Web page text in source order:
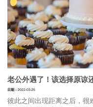
老公外遇了！该选择原谅
日期： 2022-03-25
彼此之间出现距离之后，很